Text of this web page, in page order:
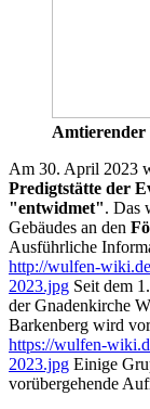
Amtierender
Am 30. April 2023
Predigtstätte der
"entwidmet". Das
Gebäudes an den
Ausführliche
http://wulfen-
2023.jpg Seit dem
der Gnadenkirche
Barkenberg wird
https://wulfen-
2023.jpg Einige
vorübergehende